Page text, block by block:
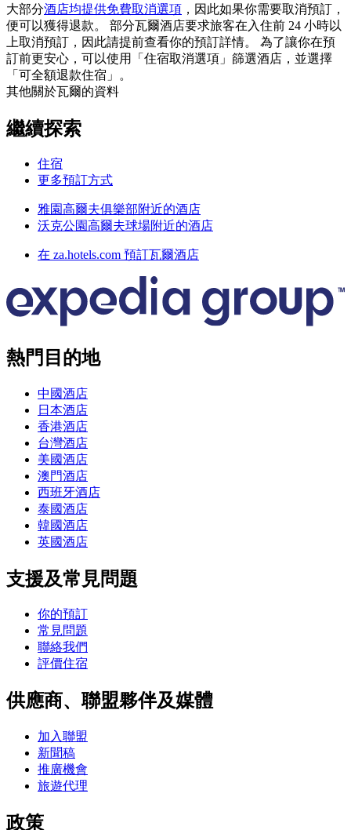
大部分酒店均提供免費取消選項 ，因此如果你需要取消預訂，
便可以獲得退款。 部分瓦爾酒店要求旅客在入住前 24 小時以
上取消預訂，因此請提前查看你的預訂詳情。 為了讓你在預
訂前更安心，可以使用「住宿取消選項」篩選酒店，並選擇
「可全額退款住宿」。
其他關於瓦爾的資料
繼續探索
住宿
更多預訂方式
雅園高爾夫俱樂部附近的酒店
沃克公園高爾夫球場附近的酒店
在 za.hotels.com 預訂瓦爾酒店
熱門目的地
中國酒店
日本酒店
香港酒店
台灣酒店
美國酒店
澳門酒店
西班牙酒店
泰國酒店
韓國酒店
英國酒店
支援及常見問題
你的預訂
常見問題
聯絡我們
評價住宿
供應商、聯盟夥伴及媒體
加入聯盟
新聞稿
推廣機會
旅遊代理
政策